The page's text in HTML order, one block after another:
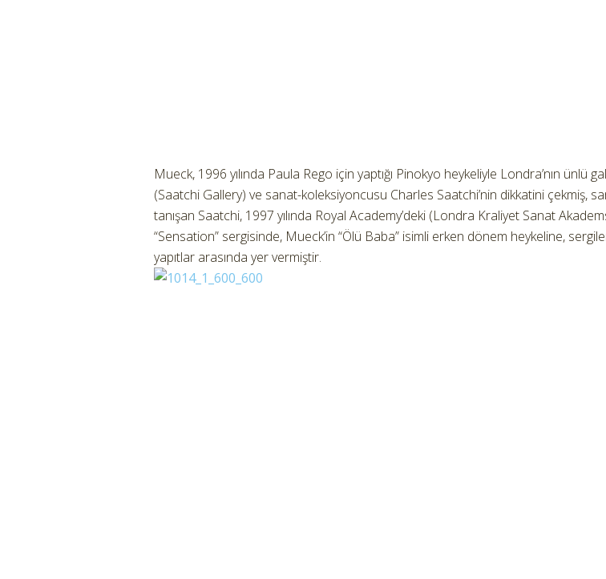
Mueck, 1996 yılında Paula Rego için yaptığı Pinokyo heykeliyle Londra’nın ünlü
(Saatchi Gallery) ve sanat-koleksiyoncusu Charles Saatchi’nin dikkatini çekmiş,
tanışan Saatchi, 1997 yılında Royal Academy’deki (Londra Kraliyet Sanat
“Sensation” sergisinde, Mueck’in “Ölü Baba” isimli erken dönem heykeline,
yapıtlar arasında yer vermiştir.